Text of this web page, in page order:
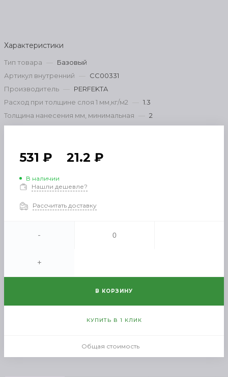
Характеристики
Тип товара — Базовый
Артикул внутренний — СС00331
Производитель — PERFEKTA
Расход при толщине слоя 1 мм,кг/м2 — 1.3
Толщина нанесения мм, минимальная — 2
531 ₽ 21.2 ₽
В наличии
Нашли дешевле?
Рассчитать доставку
-
+
В КОРЗИНУ
КУПИТЬ В 1 КЛИК
Общая стоимость